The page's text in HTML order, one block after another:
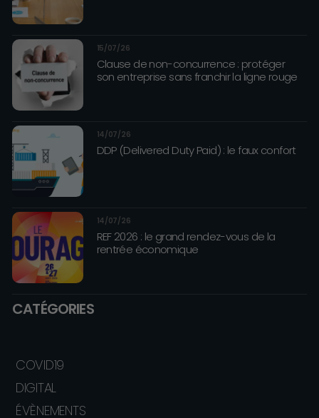
15/07/26
Clause de non-concurrence : protéger
son entreprise sans franchir la ligne rouge
14/07/26
DDP (Delivered Duty Paid) : le faux confort
14/07/26
REF 2026 : le grand rendez-vous de la
rentrée économique
CATÉGORIES
COVID19
DIGITAL
ÉVÈNEMENTS